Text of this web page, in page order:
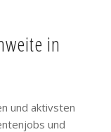
in
und aktivsten
und